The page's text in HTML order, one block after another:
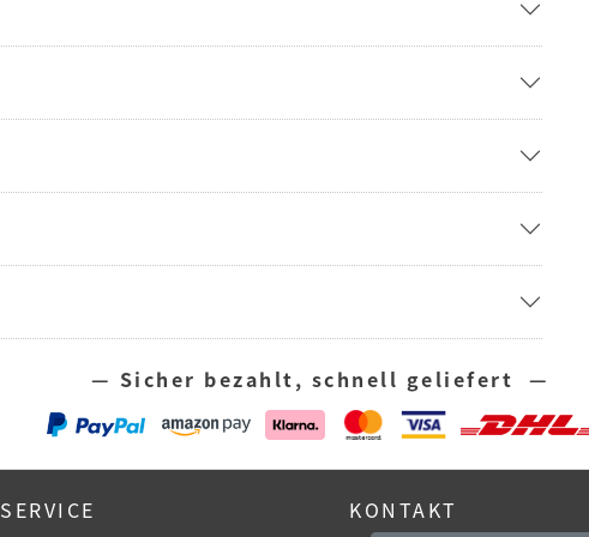
— Sicher bezahlt, schnell geliefert —
SERVICE KONTAKT